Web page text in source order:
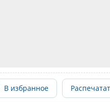
В избранное